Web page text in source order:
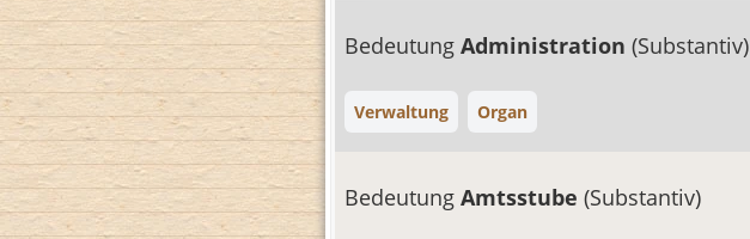
Bedeutung Administration (Substantiv)
Verwaltung Organ
Bedeutung Amtsstube (Substantiv)